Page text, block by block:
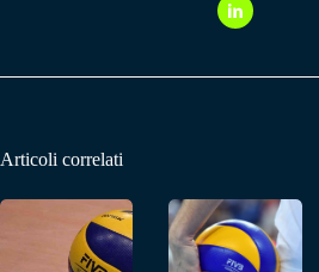
Articoli correlati